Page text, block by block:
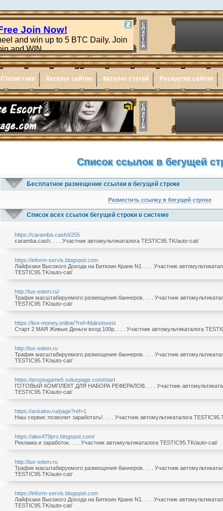
Статистика Каталог сайтов Каталог статей Раскрутка сайтов
Список ссылок в бегущей
Бесплатное размещение ссылки в бегущей строке
Разместить ссылку в бегущей строке
Список всех ссылок бегущей строки в системе
https://caramba.cash/i/255
caramba.cash. . . . Участник автомультикаталога TESTIC95.TK/auto-cat/
https://inform-servis.blogspot.com
Лайфхаки Высокого Дохода на Биткоин Кране N1. . . . Участник
TESTIC95.TK/auto-cat/
http://lux-edem.ru/
Трафик масштабируемого размещения баннеров. . . . Участник
TESTIC95.TK/auto-cat/
https://live-money.online/?ref=Maksinvest
Старт 2 МАЯ Живые Деньги вход 100р. . . . Участник автомультикаталога
http://lux-edem.ru
Трафик масштабируемого размещения баннеров. . . . Участник
TESTIC95.TK/auto-cat/
https://prostogame5.soluspage.com/start
ГОТОВЫЙ КОМПЛЕКТ ДЛЯ НАБОРА РЕФЕРАЛОВ. . . . Участник
TESTIC95.TK/auto-cat/
https://ackatov.ru/page?ref=1
Наш сервис позволит заработать!. . . . Участник автомультикаталога
https://alex479pro.blogspot.com/
Реклама и заработок. . . . Участник автомультикаталога TESTIC95.TK/auto-cat/
http://lux-edem.ru
Трафик масштабируемого размещения баннеров. . . . Участник
TESTIC95.TK/auto-cat/
https://inform-servis.blogspot.com
Лайфхаки Высокого Дохода на Биткоин Кране N1. . . . Участник
TESTIC95.TK/auto-cat/